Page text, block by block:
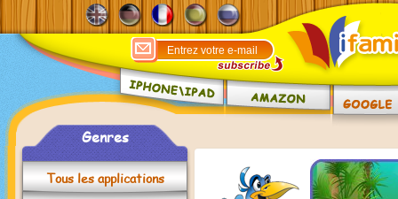
Genres
Tous les applications